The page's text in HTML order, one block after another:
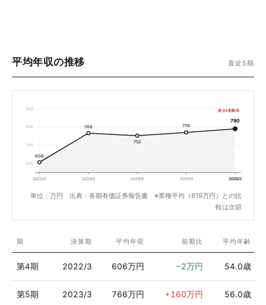
平均年収の推移 直近5期
900
800
700
600
606
766
752
770
790
過去5期最高
2022/3 2023/3 2024/3 2025/3 2026/3
単位：万円 出典：各期有価証券報告書 ※業種平均（819万円）との比
較は次節
期 決算期 平均年収 前期比 平均年齢
第4期 2022/3 606万円 −2万円 54.0歳
第5期 2023/3 766万円 +160万円 56.0歳